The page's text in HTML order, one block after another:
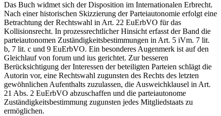
Das Buch widmet sich der Disposition im Internationalen Erbrecht.
Nach einer historischen Skizzierung der Parteiautonomie erfolgt eine
Betrachtung der Rechtswahl in Art. 22 EuErbVO für das
Kollisionsrecht. In prozessrechtlicher Hinsicht erfasst der Band die
parteiautonomen Zuständigkeitsbestimmungen in Art. 5 iVm. 7 lit.
b, 7 lit. c und 9 EuErbVO. Ein besonderes Augenmerk ist auf den
Gleichlauf von forum und ius gerichtet. Zur besseren
Berücksichtigung der Interessen der beteiligten Parteien schlägt die
Autorin vor, eine Rechtswahl zugunsten des Rechts des letzten
gewöhnlichen Aufenthalts zuzulassen, die Ausweichklausel in Art.
21 Abs. 2 EuErbVO abzuschaffen und die parteiautonome
Zuständigkeitsbestimmung zugunsten jedes Mitgliedstaats zu
ermöglichen.